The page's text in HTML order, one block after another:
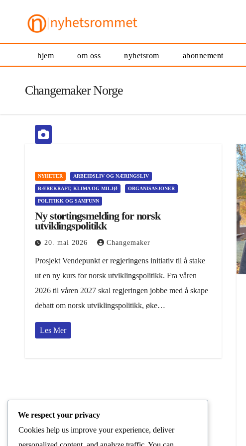
hjem om oss nyhetsrom abonnement
Changemaker Norge
NYHETER ARBEIDSLIV OG NÆRINGSLIV
BÆREKRAFT, KLIMA OG MILJØ ORGANISASJONER
POLITIKK OG SAMFUNN
Ny stortingsmelding for norsk
utviklingspolitikk
20. mai 2026 Changemaker
Prosjekt Vendepunkt er regjeringens initiativ til å stake
ut en ny kurs for norsk utviklingspolitikk. Fra våren
2026 til våren 2027 skal regjeringen jobbe med å skape
debatt om norsk utviklingspolitikk, øke…
Les Mer
We respect your privacy
Cookies help us improve your experience, deliver